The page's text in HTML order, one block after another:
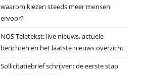
waarom kiezen steeds meer mensen
ervoor?
NOS Teletekst: live nieuws, actuele
berichten en het laatste nieuws overzicht
Sollicitatiebrief schrijven: de eerste stap